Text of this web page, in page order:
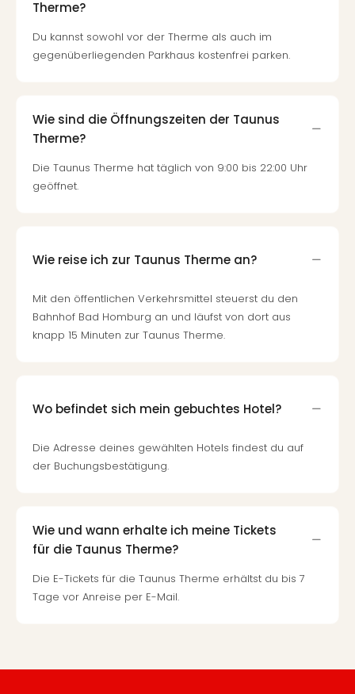
Therme?
Du kannst sowohl vor der Therme als auch im
gegenüberliegenden Parkhaus kostenfrei parken.
Wie sind die Öffnungszeiten der Taunus
Therme?
Die Taunus Therme hat täglich von 9:00 bis 22:00 Uhr
geöffnet.
Wie reise ich zur Taunus Therme an?
Mit den öffentlichen Verkehrsmittel steuerst du den
Bahnhof Bad Homburg an und läufst von dort aus
knapp 15 Minuten zur Taunus Therme.
Wo befindet sich mein gebuchtes Hotel?
Die Adresse deines gewählten Hotels findest du auf
der Buchungsbestätigung.
Wie und wann erhalte ich meine Tickets
für die Taunus Therme?
Die E-Tickets für die Taunus Therme erhältst du bis 7
Tage vor Anreise per E-Mail.